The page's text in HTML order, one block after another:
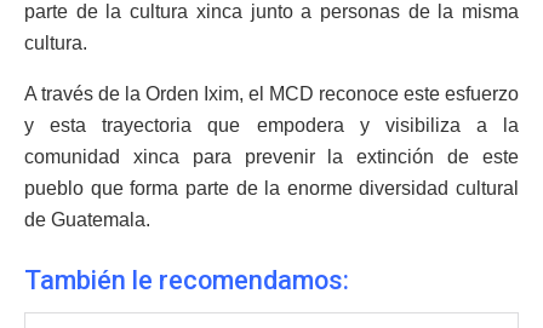
parte de la cultura xinca junto a personas de la misma
cultura.
A través de la Orden Ixim, el MCD reconoce este esfuerzo
y esta trayectoria que empodera y visibiliza a la
comunidad xinca para prevenir la extinción de este
pueblo que forma parte de la enorme diversidad cultural
de Guatemala.
También le recomendamos: